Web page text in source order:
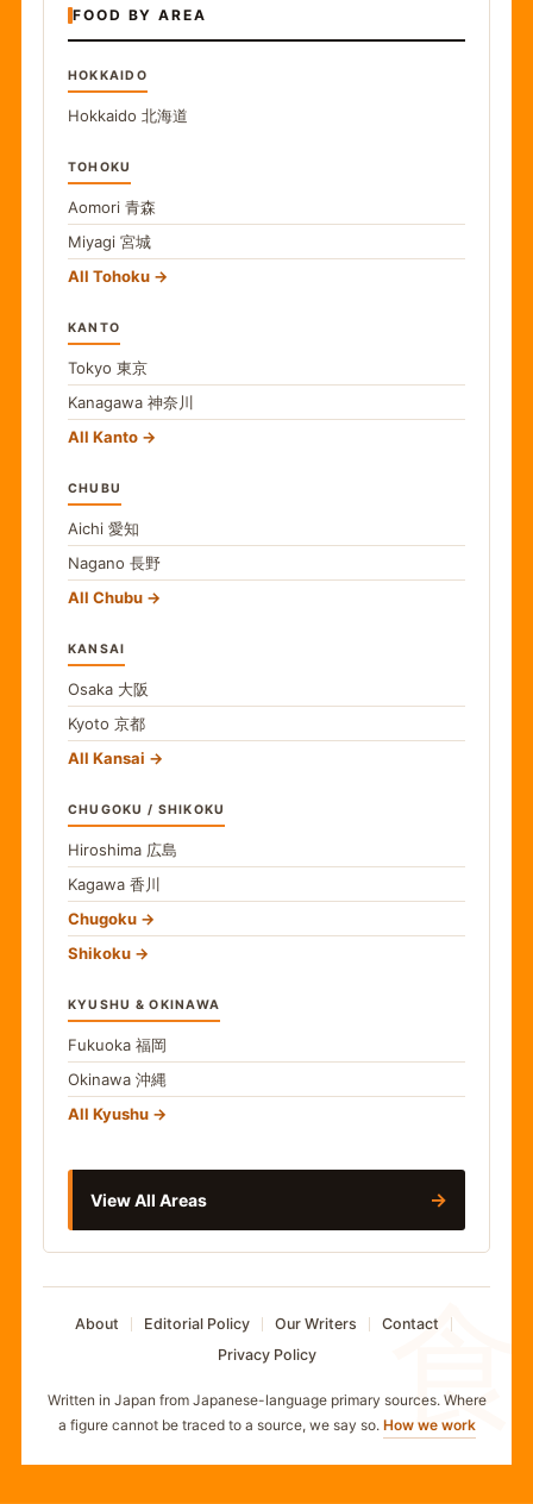
食
FOOD BY AREA
HOKKAIDO
Hokkaido 北海道
TOHOKU
Aomori 青森
Miyagi 宮城
All Tohoku
KANTO
Tokyo 東京
Kanagawa 神奈川
All Kanto
CHUBU
Aichi 愛知
Nagano 長野
All Chubu
KANSAI
Osaka 大阪
Kyoto 京都
All Kansai
CHUGOKU / SHIKOKU
Hiroshima 広島
Kagawa 香川
Chugoku
Shikoku
KYUSHU & OKINAWA
Fukuoka 福岡
Okinawa 沖縄
All Kyushu
View All Areas →
About Editorial Policy Our Writers
Contact
Privacy Policy
Written in Japan from Japanese-language primary sources. Where
a figure cannot be traced to a source, we say so. How we work